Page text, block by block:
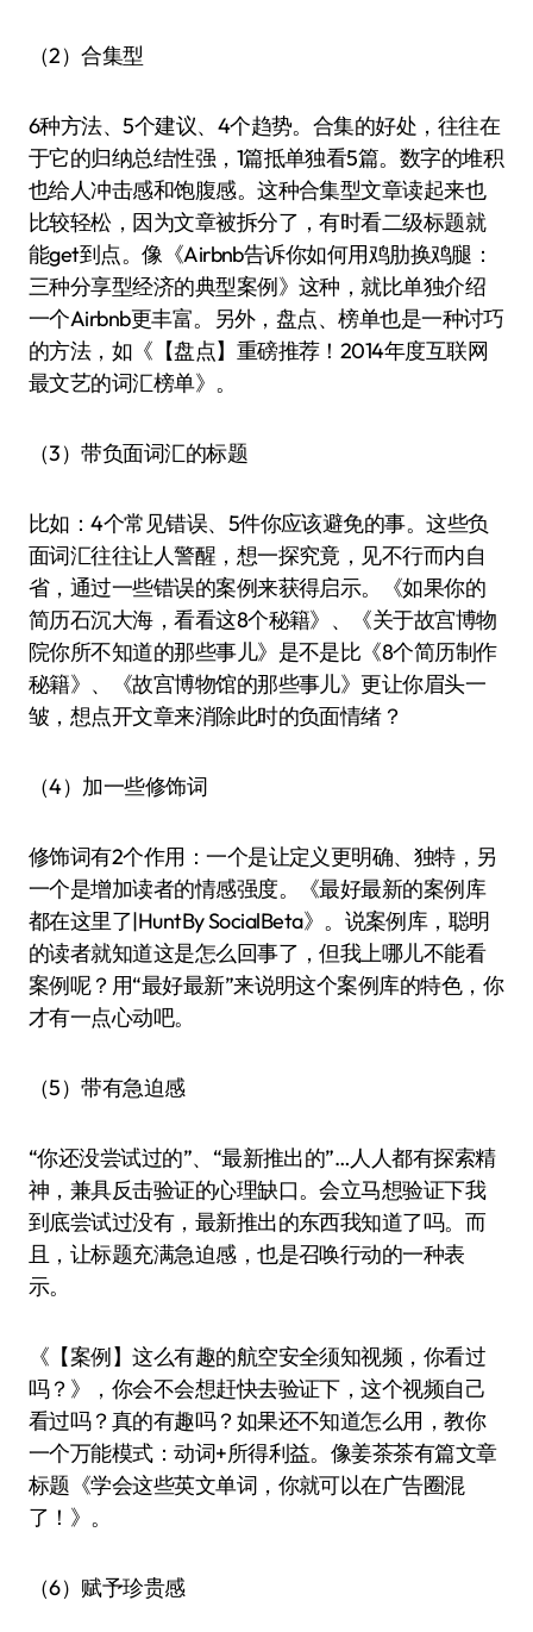
（2）合集型
6种方法、5个建议、4个趋势。合集的好处，往往在
于它的归纳总结性强，1篇抵单独看5篇。数字的堆积
也给人冲击感和饱腹感。这种合集型文章读起来也
比较轻松，因为文章被拆分了，有时看二级标题就
能get到点。像《Airbnb告诉你如何用鸡肋换鸡腿：
三种分享型经济的典型案例》这种，就比单独介绍
一个Airbnb更丰富。另外，盘点、榜单也是一种讨巧
的方法，如《【盘点】重磅推荐！2014年度互联网
最文艺的词汇榜单》。
（3）带负面词汇的标题
比如：4个常见错误、5件你应该避免的事。这些负
面词汇往往让人警醒，想一探究竟，见不行而内自
省，通过一些错误的案例来获得启示。《如果你的
简历石沉大海，看看这8个秘籍》、《关于故宫博物
院你所不知道的那些事儿》是不是比《8个简历制作
秘籍》、《故宫博物馆的那些事儿》更让你眉头一
皱，想点开文章来消除此时的负面情绪？
（4）加一些修饰词
修饰词有2个作用：一个是让定义更明确、独特，另
一个是增加读者的情感强度。《最好最新的案例库
都在这里了|HuntBy SocialBeta》。说案例库，聪明
的读者就知道这是怎么回事了，但我上哪儿不能看
案例呢？用“最好最新”来说明这个案例库的特色，你
才有一点心动吧。
（5）带有急迫感
“你还没尝试过的”、“最新推出的”…人人都有探索精
神，兼具反击验证的心理缺口。会立马想验证下我
到底尝试过没有，最新推出的东西我知道了吗。而
且，让标题充满急迫感，也是召唤行动的一种表
示。
《【案例】这么有趣的航空安全须知视频，你看过
吗？》，你会不会想赶快去验证下，这个视频自己
看过吗？真的有趣吗？如果还不知道怎么用，教你
一个万能模式：动词+所得利益。像姜茶茶有篇文章
标题《学会这些英文单词，你就可以在广告圈混
了！》。
（6）赋予珍贵感